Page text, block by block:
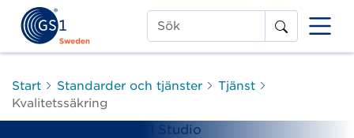
Sök
Start Standarder och tjänster
Tjänst
Kvalitetssäkring